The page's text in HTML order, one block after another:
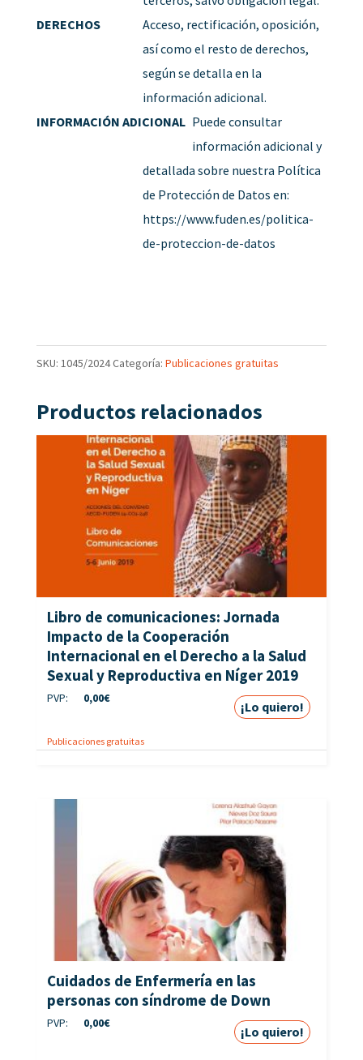
DERECHOS
Acceso, rectificación, oposición,
así como el resto de derechos,
según se detalla en la
información adicional.
INFORMACIÓN ADICIONAL Puede consultar
información adicional y
detallada sobre nuestra Política
de Protección de Datos en:
https://www.fuden.es/politica-
de-proteccion-de-datos
SKU: 1045/2024Categoría: Publicaciones gratuitas
Productos relacionados
Libro de comunicaciones: Jornada
Impacto de la Cooperación
Internacional en el Derecho a la Salud
Sexual y Reproductiva en Níger 2019
PVP: 0,00€
¡Lo quiero!
Publicaciones gratuitas
Cuidados de Enfermería en las
personas con síndrome de Down
PVP: 0,00€
¡Lo quiero!